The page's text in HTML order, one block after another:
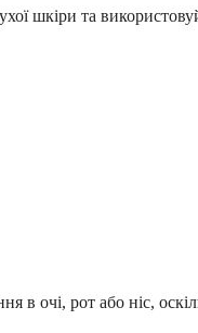
шкіри та
очі, рот або ніс,